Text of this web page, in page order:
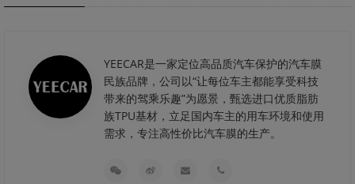
YEECAR是一家定位高品质汽车保护的汽车膜
民族品牌，公司以“让每位车主都能享受科技
带来的驾乘乐趣”为愿景，甄选进口优质脂肪
族TPU基材，立足国内车主的用车环境和使用
需求，专注高性价比汽车膜的生产。